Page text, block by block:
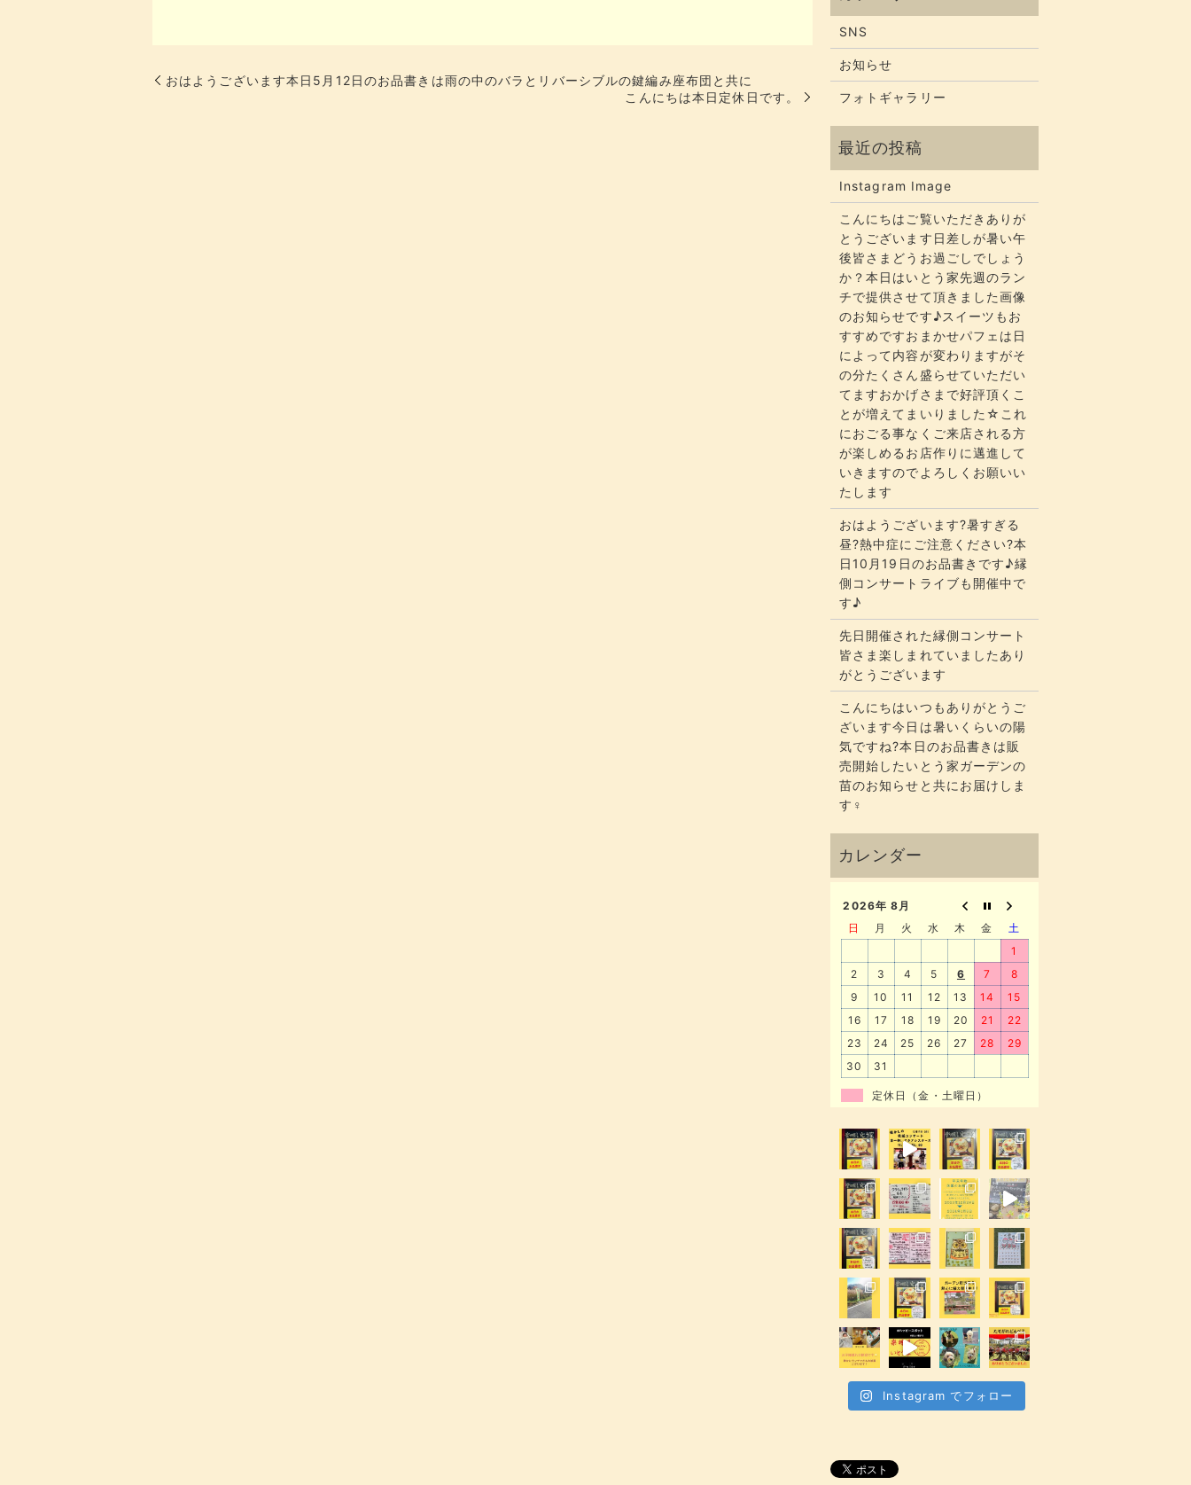
おはようございます本日5月12日のお品書きは雨の中のバラとリバーシブルの鍵編み座布団と共に
こんにちは本日定休日です。
SNS
お知らせ
フォトギャラリー
Instagram Image
こんにちはご覧いただきありが
とうございます​​​日差しが暑い午
後皆さまどうお過ごしでしょう
か？​​​本日はいとう家先週のラン
チで提供させて頂きました画像
のお知らせです♪スイーツもお
すすめですおまかせパフェは日
によって内容が変わりますがそ
の分たくさん盛らせていただい
てます​​​おかげさまで好評頂くこ
とが増えてまいりました☆​​これ
におごる事なくご来店される方
が楽しめるお店作りに邁進して
いきますのでよろしくお願いい
たします
おはようございます?暑すぎる
昼?熱中症にご注意ください?本
日10月19日のお品書きです♪縁
側コンサートライブも開催中で
す♪
先日開催された縁側コンサート
皆さま楽しまれていましたあり
がとうございます
こんにちはいつもありがとうご
ざいます今日は暑いくらいの陽
気ですね?本日のお品書きは販
売開始したいとう家ガーデンの
苗のお知らせと共にお届けしま
す‍♀️
2026年 8月
日
月 火 水 木 金
土
1
2
3 4 5 6 7
8
9
10 11 12 13 14
15
16
17 18 19 20 21
22
23
24 25 26 27 28
29
30
31
定休日（金・土曜日）
Instagram でフォロー